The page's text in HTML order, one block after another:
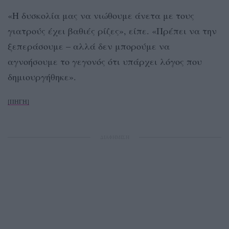
«Η δυσκολία μας να νιώθουμε άνετα με τους
γιατρούς έχει βαθιές ρίζες», είπε. «Πρέπει να την
ξεπεράσουμε – αλλά δεν μπορούμε να
αγνοήσουμε το γεγονός ότι υπάρχει λόγος που
δημιουργήθηκε».
[ΠΗΓΗ]